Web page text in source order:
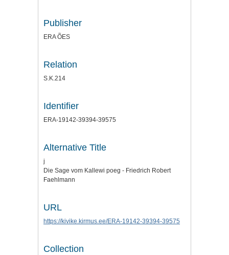
Publisher
ERA ÕES
Relation
S.K.214
Identifier
ERA-19142-39394-39575
Alternative Title
j
Die Sage vom Kallewi poeg - Friedrich Robert
Faehlmann
URL
https://kivike.kirmus.ee/ERA-19142-39394-39575
Collection